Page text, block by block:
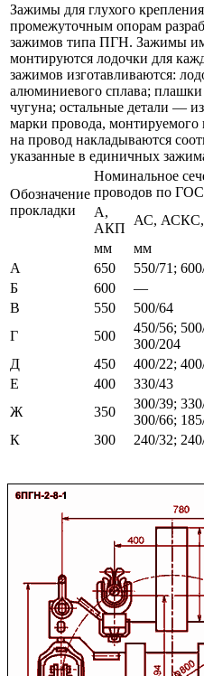
Зажимы для глухого
промежуточным опорам
зажимов типа ПГН. Зажимы
монтируются лодочки для
зажимов изготавливаются:
алюминиевого сплава;
чугуна; остальные детали —
марки провода,
на провод накладываются
указанные в единичных
Обозначение
прокладки
Номинальное
проводов по
А,
АКП
АС,
мм
мм
А
650 550/71;
Б
600 —
В
550 500/64
Г
500
450/56;
300/204
Д
450 400/22;
Е
400 330/43
Ж
350
300/39;
300/66;
К
300 240/32;